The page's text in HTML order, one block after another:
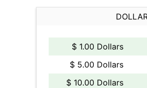
$ 1.00 Dollars
$ 5.00 Dollars
$ 10.00 Dollars